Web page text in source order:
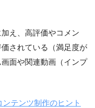
え、高評価やコメン
されている（満足度が
面や関連動画（インプ
テンツ制作のヒント